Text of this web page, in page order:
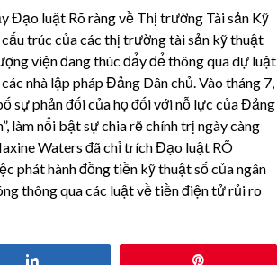
Đạo luật Rõ ràng về Thị trường Tài sản Kỹ
trúc của các thị trường tài sản kỹ thuật
viện đang thúc đẩy để thông qua dự luật
nhà lập pháp Đảng Dân chủ. Vào tháng 7,
sự phản đối của họ đối với nỗ lực của Đảng
làm nổi bật sự chia rẽ chính trị ngày càng
Waters đã chỉ trích Đạo luật RÕ
phát hành đồng tiền kỹ thuật số của ngân
thông qua các luật về tiền điện tử rủi ro